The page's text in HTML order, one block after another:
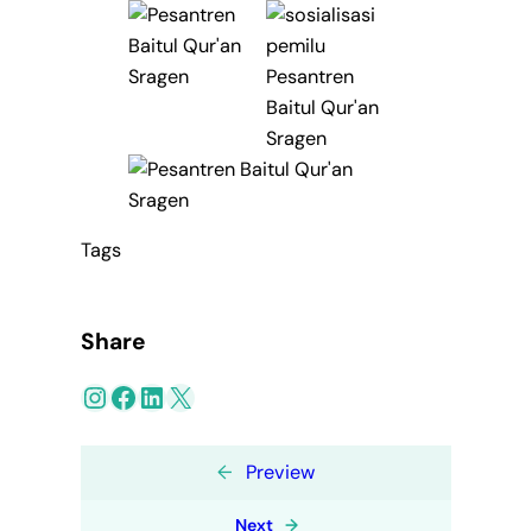
Tags
Share
InstagramFacebook LinkedIn X
← Preview
Next →